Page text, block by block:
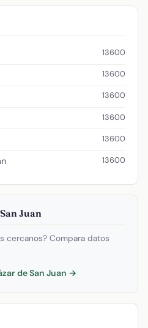
13600
13600
13600
13600
13600
13600
Juan
cercanos? Compara datos
de San Juan →